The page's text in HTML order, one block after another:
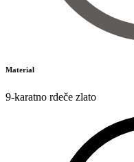
Material
9-karatno rdeče zlato